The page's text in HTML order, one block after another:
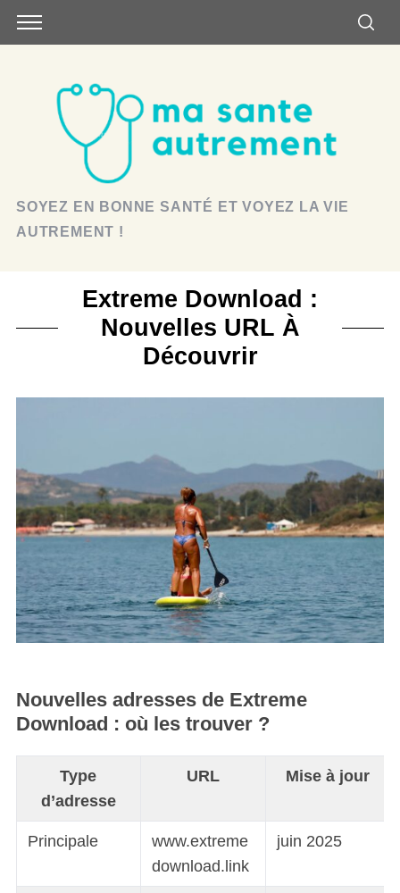
SOYEZ EN BONNE SANTÉ ET VOYEZ LA VIE
AUTREMENT !
Extreme Download :
Nouvelles URL À
Découvrir
Nouvelles adresses de Extreme
Download : où les trouver ?
Type
d’adresse
URL Mise à jour
Principale
www.extreme
download.link
juin 2025